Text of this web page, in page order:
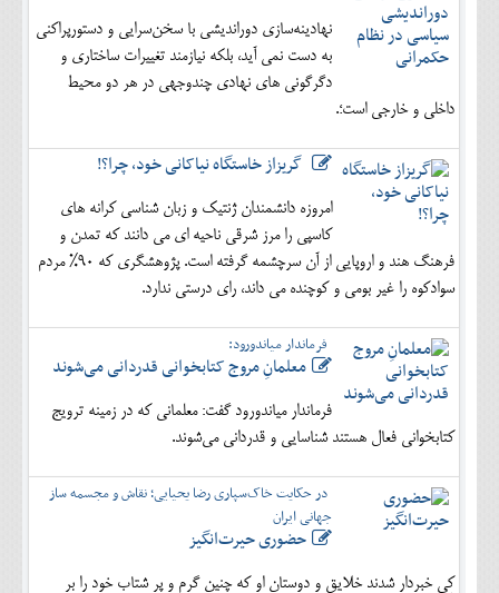
نهادینه‌سازی دوراندیشی با سخن‌سرایی و دستورپراکنی
به دست نمی آید، بلکه نیازمند تغییرات ساختاری و
دگرگونی های نهادی چندوجهی در هر دو محیط
داخلی و خارجی است؛.
گریزاز خاستگاه نیاکانی خود، چرا؟!
امروزه دانشمندان ژنتیک و زبان شناسی کرانه های
کاسپی را مرز شرقی ناحیه ای می دانند که تمدن و
فرهنگ هند و اروپایی از آن سرچشمه گرفته است. پژوهشگری که 90% مردم
سوادکوه را غیر بومی و کوچنده می داند، رای درستی ندارد.
فرماندار میاندورود:
معلمانِ مروج کتابخوانی قدردانی می‌شوند
فرماندار میاندورود گفت: معلمانی که در زمینه ترویج
کتابخوانی فعال هستند شناسایی و قدردانی می‌شوند.
در حکایت خاک‌سپاری رضا یحیایی؛ نقاش و مجسمه ساز
جهانی ایران
حضوری حیرت‌انگیز
کِی خبردار شدند خلایق و دوستان او که چنین گرم و پر شتاب خود را بر